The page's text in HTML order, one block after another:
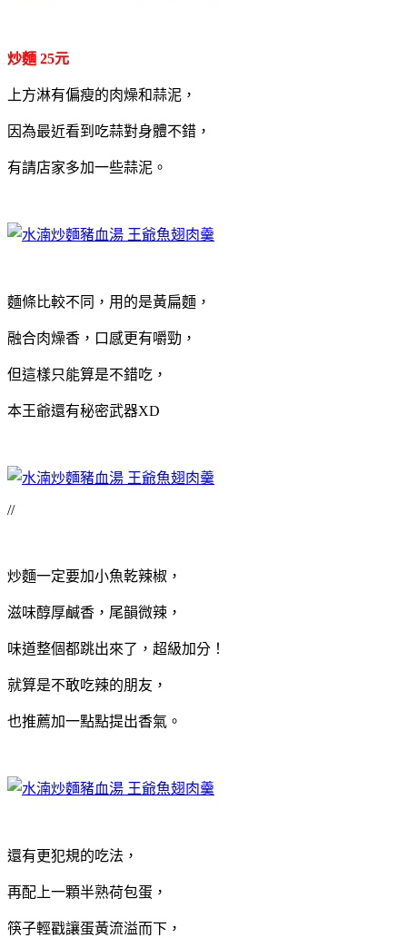
炒麵 25元
上方淋有偏瘦的肉燥和蒜泥，
因為最近看到吃蒜對身體不錯，
有請店家多加一些蒜泥。
麵條比較不同，用的是黃扁麵，
融合肉燥香，口感更有嚼勁，
但這樣只能算是不錯吃，
本王爺還有秘密武器XD
//
炒麵一定要加小魚乾辣椒，
滋味醇厚鹹香，尾韻微辣，
味道整個都跳出來了，超級加分！
就算是不敢吃辣的朋友，
也推薦加一點點提出香氣。
還有更犯規的吃法，
再配上一顆半熟荷包蛋，
筷子輕戳讓蛋黃流溢而下，